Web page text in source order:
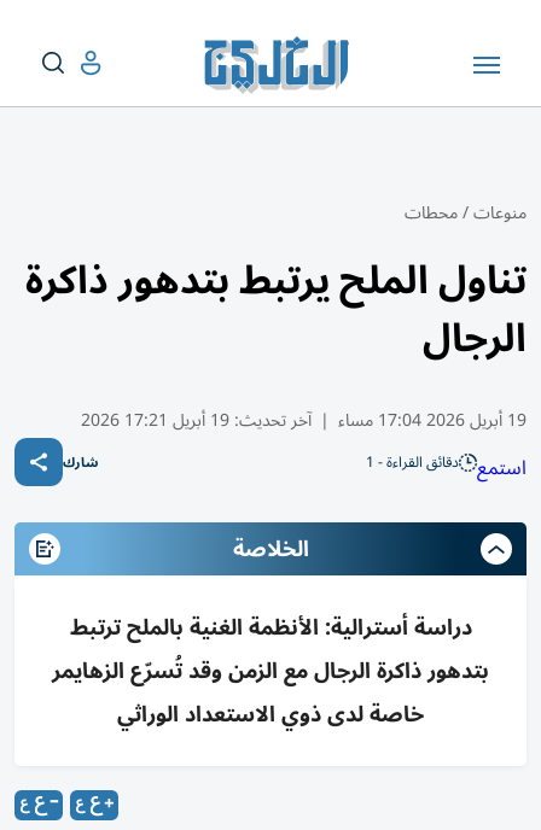
منوعات/محطات
تناول الملح يرتبط بتدهور ذاكرة
الرجال
19 أبريل 2026 17:04 مساء | آخر تحديث:19 أبريل 17:21 2026
استمع دقائق القراءة - 1 شارك
الخلاصة
دراسة أسترالية: الأنظمة الغنية بالملح ترتبط
بتدهور ذاكرة الرجال مع الزمن وقد تُسرّع الزهايمر
خاصة لدى ذوي الاستعداد الوراثي